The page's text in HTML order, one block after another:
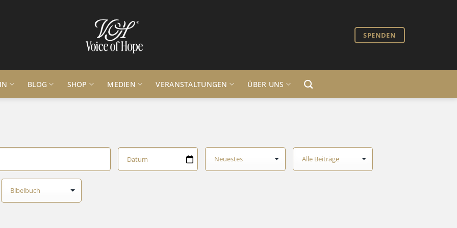
SPENDEN
BLOG SHOP MEDIEN VERANSTALTUNGEN ÜBER UNS